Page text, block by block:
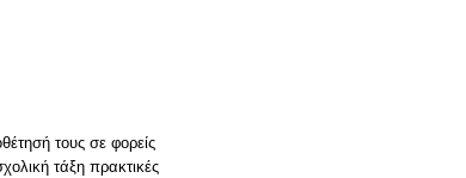
τους σε φορείς
τάξη πρακτικές